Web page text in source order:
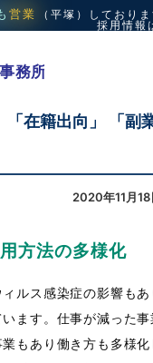
営業 （平塚）
しておりま
採用情報
「在籍出向」 「副
2020年11月18
方法の多様化
ルス感染症の影響もあ
ます。仕事が減った
もあり働き方も多様化